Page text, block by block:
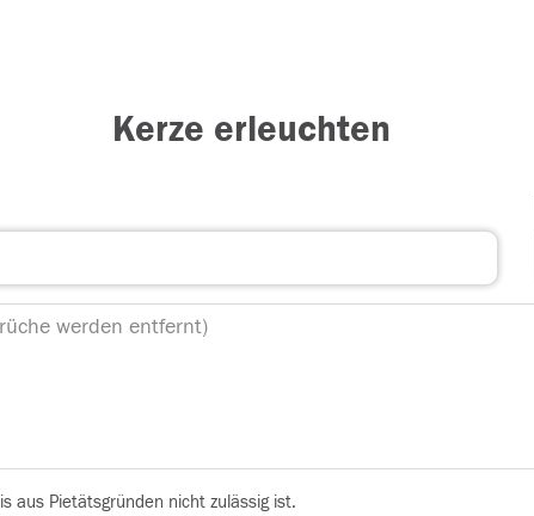
Kerze erleuchten
aus Pietätsgründen nicht zulässig ist.